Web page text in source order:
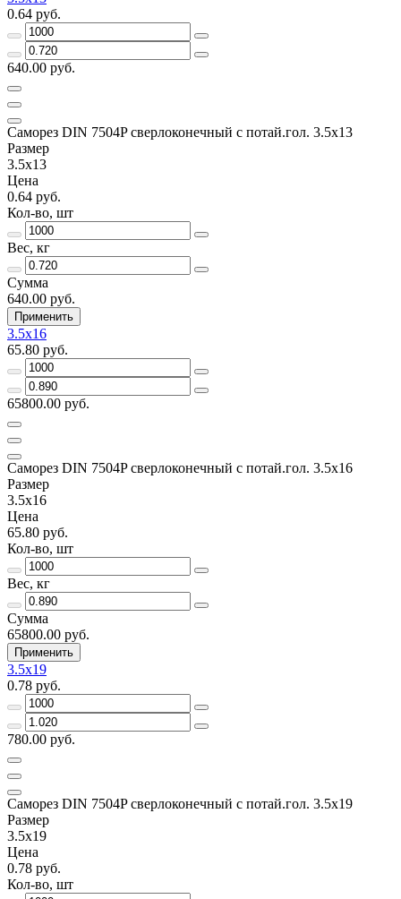
0.64 руб.
640.00 руб.
Саморез DIN 7504P сверлоконечный с потай.гол. 3.5x13
Размер
3.5x13
Цена
0.64 руб.
Кол-во, шт
Вес, кг
Сумма
640.00 руб.
Применить
3.5x16
65.80 руб.
65800.00 руб.
Саморез DIN 7504P сверлоконечный с потай.гол. 3.5x16
Размер
3.5x16
Цена
65.80 руб.
Кол-во, шт
Вес, кг
Сумма
65800.00 руб.
Применить
3.5x19
0.78 руб.
780.00 руб.
Саморез DIN 7504P сверлоконечный с потай.гол. 3.5x19
Размер
3.5x19
Цена
0.78 руб.
Кол-во, шт